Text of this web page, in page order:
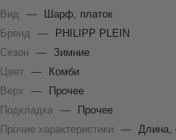
Вид —
Шарф, платок
Бренд
—
PHILIPP PLEIN
Сезон
— Зимние
Цвет —
Комби
Верх
—
Прочее
Подкладка —
Прочее
Прочие характеристики
— Длина,